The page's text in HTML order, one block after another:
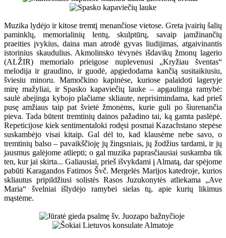
Muzika lydėjo ir kitose tremtį menančiose vietose. Greta įvairių šalių
paminklų, memorialinių lentų, skulptūrų, savaip įamžinančių
praeities įvykius, daina man atrodė gyvas liudijimas, atgaivinantis
istorinius skaudulius. Akmolinsko tėvynės išdavikų žmonų lagerio
(ALŽIR) memorialo prieigose nuplevenusi „Kryžiau šventas“
melodija ir graudino, ir guodė, apgiedodama kančią susitaikiusiu,
šviesiu minoru. Mamočkino kapinėse, kuriose palaidoti lageryje
mirę mažyliai, ir Spasko kapaviečių lauke – apgaulinga ramybė:
saulė abejinga kybojo plačiame skliaute, neprisimindama, kad prieš
pusę amžiaus taip pat švietė žmonėms, kurie guli po šiurenančia
pieva. Tada būtent tremtinių dainos pažadino tai, ką gamta paslėpė.
Repeticijose kiek sentimentaloki rodęsi posmai Kazachstano stepėse
suskambėjo visai kitaip. Gal dėl to, kad klausėme nebe savo, o
tremtinių balso – pavaikščioję jų žingsniais, jų žodžius tardami, ir jų
jausmus galėjome atliepti; o gal muzika paprasčiausiai suskamba tik
ten, kur jai skirta... Galiausiai, prieš išvykdami į Almatą, dar spėjome
pabūti Karagandos Fatimos Švč. Mergelės Marijos katedroje, kurios
skliautus pripildžiusi solistės Rasos Juzukonytės atliekama „Ave
Maria“ švelniai išlydėjo ramybei sielas tų, apie kurių likimus
mąstėme.